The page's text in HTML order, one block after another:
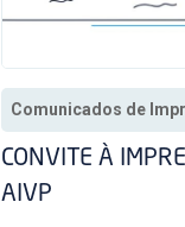
Comunicados de
CONVITE À
AIVP